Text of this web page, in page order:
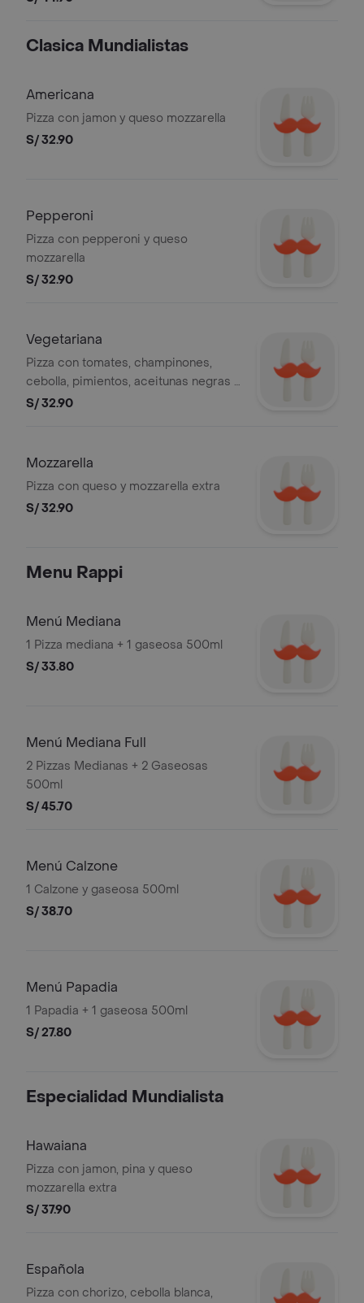
Clasica Mundialistas
Americana
Pizza con jamon y queso mozzarella
S/ 32.90
Pepperoni
Pizza con pepperoni y queso
mozzarella
S/ 32.90
Vegetariana
Pizza con tomates, champinones,
cebolla, pimientos, aceitunas negras y
queso mozzarella
S/ 32.90
Mozzarella
Pizza con queso y mozzarella extra
S/ 32.90
Menu Rappi
Menú Mediana
1 Pizza mediana + 1 gaseosa 500ml
S/ 33.80
Menú Mediana Full
2 Pizzas Medianas + 2 Gaseosas
500ml
S/ 45.70
Menú Calzone
1 Calzone y gaseosa 500ml
S/ 38.70
Menú Papadia
1 Papadia + 1 gaseosa 500ml
S/ 27.80
Especialidad Mundialista
Hawaiana
Pizza con jamon, pina y queso
mozzarella extra
S/ 37.90
Española
Pizza con chorizo, cebolla blanca,